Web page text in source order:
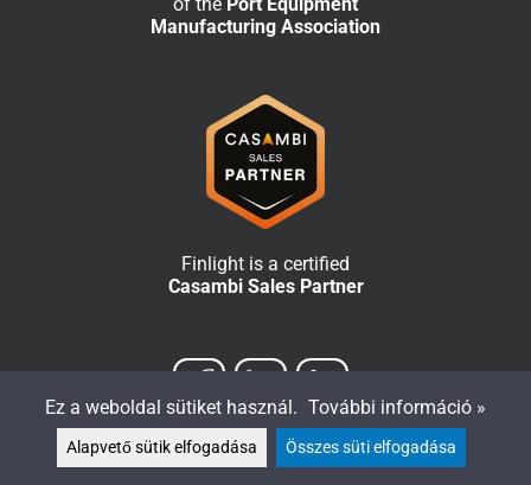
Manufacturing Association
Finlight is a certified
Casambi Sales Partner
Ez a weboldal sütiket használ. További információ »
Alapvető sütik elfogadása Összes süti elfogadása